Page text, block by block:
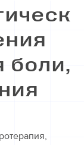
боли,